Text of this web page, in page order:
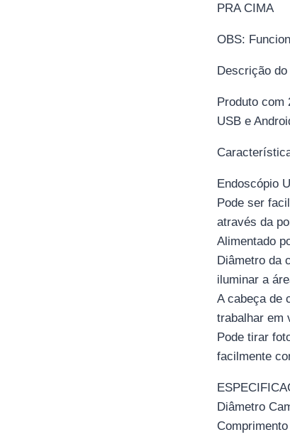
PRA CIMA
OBS:
Descrição do
Produto com
USB e
Endoscópio
Pode ser
através da
Alimentado
Diâmetro da
iluminar a
A cabeça de
trabalhar em
Pode tirar
facilmente
Diâmetro